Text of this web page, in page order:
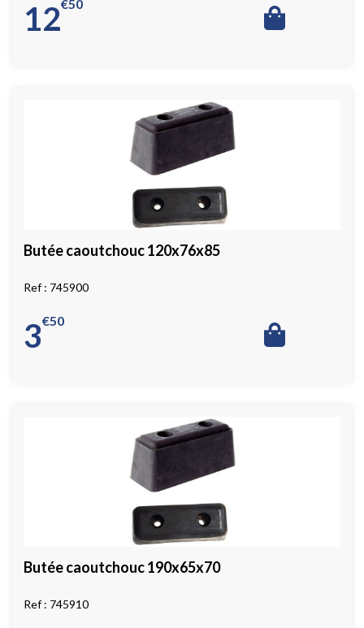
12 50
€
Butée caoutchouc 120x76x85
745900
3 50
€
Butée caoutchouc 190x65x70
745910